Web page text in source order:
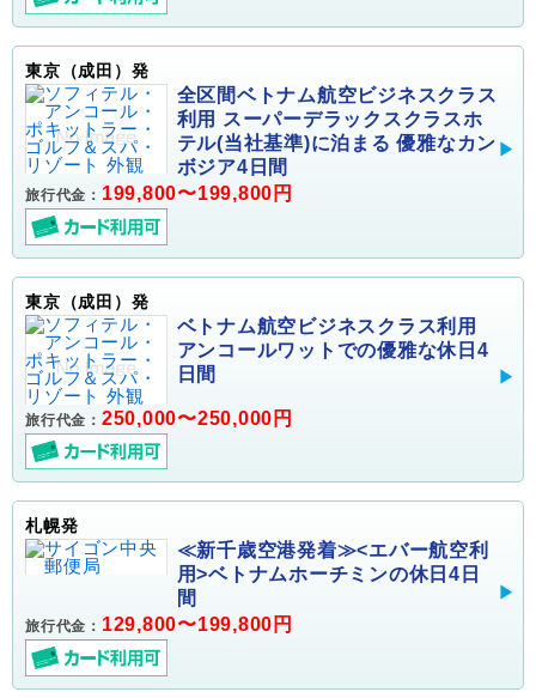
東京（成田）発
全区間ベトナム航空ビジネスクラス
利用 スーパーデラックスクラスホ
テル(当社基準)に泊まる 優雅なカン
ボジア4日間
旅行代金： 199,800〜199,800円
東京（成田）発
ベトナム航空ビジネスクラス利用
アンコールワットでの優雅な休日4
日間
旅行代金： 250,000〜250,000円
札幌発
≪新千歳空港発着≫<エバー航空利
用>ベトナムホーチミンの休日4日
間
旅行代金： 129,800〜199,800円